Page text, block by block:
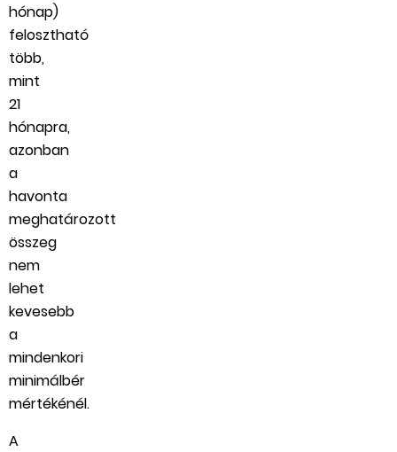
hónap)
felosztható
több,
mint
21
hónapra,
azonban
a
havonta
meghatározott
összeg
nem
lehet
kevesebb
a
mindenkori
minimálbér
mértékénél.
A